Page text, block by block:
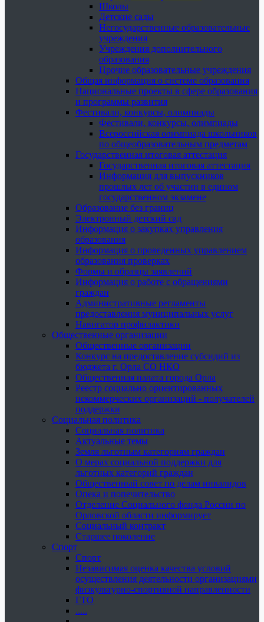
Школы
Детские сады
Негосударственные образовательные
учреждения
Учреждения дополнительного
образования
Прочие образовательные учреждения
Общая информация о системе образования
Национальные проекты в сфере образования
и программы развития
Фестивали, конкурсы, олимпиады
Фестивали, конкурсы, олимпиады
Всероссийская олимпиада школьников
по общеобразовательным предметам
Государственная итоговая аттестация
Государственная итоговая аттестация
Информация для выпускников
прошлых лет об участии в едином
государственном экзамене
Образование без границ
Электронный детский сад
Информация о закупках управления
образования
Информация о проведенных управлением
образования проверках
Формы и образцы заявлений
Информация о работе с обращениями
граждан
Административные регламенты
предоставления муниципальных услуг
Навигатор профилактики
Общественные организации
Общественные организации
Конкурс на предоставление субсидий из
бюджета г. Орла СО НКО
Общественная палата города Орла
Реестр социально ориентированных
некоммерческих организаций - получателей
поддержки
Социальная политика
Социальная политика
Актуальные темы
Земля льготным категориям граждан
О мерах социальной поддержки для
льготных категорий граждан
Общественный совет по делам инвалидов
Опека и попечительство
Отделение Социального фонда России по
Орловской области информирует
Социальный контракт
Старшее поколение
Спорт
Спорт
Независимая оценка качества условий
осуществления деятельности организациями
физкультурно-спортивной направленности
ГТО
.....